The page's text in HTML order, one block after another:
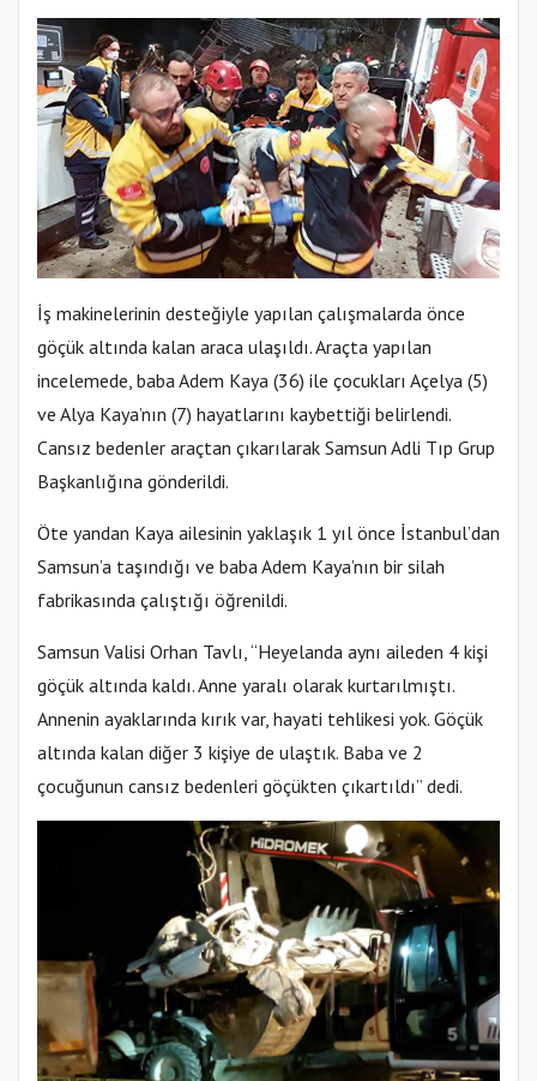
İş makinelerinin desteğiyle yapılan çalışmalarda önce
göçük altında kalan araca ulaşıldı. Araçta yapılan
incelemede, baba Adem Kaya (36) ile çocukları Açelya (5)
ve Alya Kaya’nın (7) hayatlarını kaybettiği belirlendi.
Cansız bedenler araçtan çıkarılarak Samsun Adli Tıp Grup
Başkanlığına gönderildi.
Öte yandan Kaya ailesinin yaklaşık 1 yıl önce İstanbul’dan
Samsun’a taşındığı ve baba Adem Kaya’nın bir silah
fabrikasında çalıştığı öğrenildi.
Samsun Valisi Orhan Tavlı, “Heyelanda aynı aileden 4 kişi
göçük altında kaldı. Anne yaralı olarak kurtarılmıştı.
Annenin ayaklarında kırık var, hayati tehlikesi yok. Göçük
altında kalan diğer 3 kişiye de ulaştık. Baba ve 2
çocuğunun cansız bedenleri göçükten çıkartıldı” dedi.